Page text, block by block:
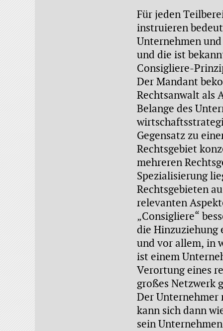
Für jeden
instruieren
Unternehmen
und die ist
Consigliere-
Der Mandant
Rechtsanwalt als
Belange des
Gegensatz zu
Rechtsgebiet
mehreren
Spezialisierung
Rechtsgebieten
relevanten
„Consigliere“
die Hinzuziehung
und vor allem, in
ist einem
Verortung eines
großes Netzwerk
Der Unternehmer
kann sich dann
sein